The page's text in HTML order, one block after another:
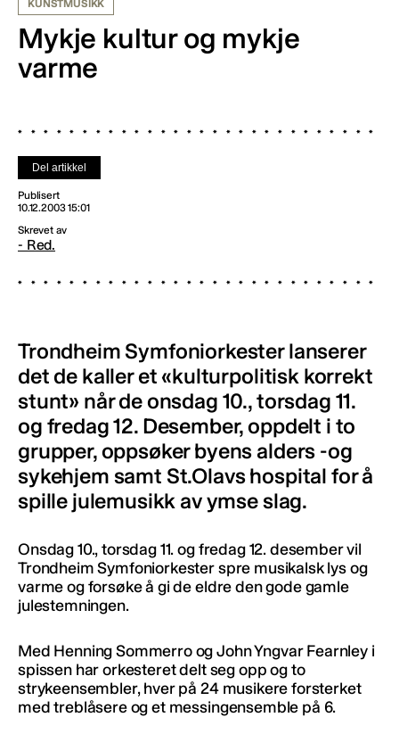
KUNSTMUSIKK
Mykje kultur og mykje
varme
Del artikkel
Publisert
10.12.2003 15:01
Skrevet av
- Red.
Trondheim Symfoniorkester lanserer
det de kaller et «kulturpolitisk korrekt
stunt» når de onsdag 10., torsdag 11.
og fredag 12. Desember, oppdelt i to
grupper, oppsøker byens alders -og
sykehjem samt St.Olavs hospital for å
spille julemusikk av ymse slag.
Onsdag 10., torsdag 11. og fredag 12. desember vil
Trondheim Symfoniorkester spre musikalsk lys og
varme og forsøke å gi de eldre den gode gamle
julestemningen.
Med Henning Sommerro og John Yngvar Fearnley i
spissen har orkesteret delt seg opp og to
strykeensembler, hver på 24 musikere forsterket
med treblåsere og et messingensemble på 6.